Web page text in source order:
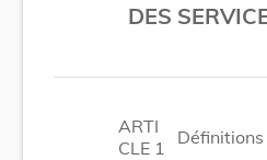
DES
ARTI
CLE 1
Définitions